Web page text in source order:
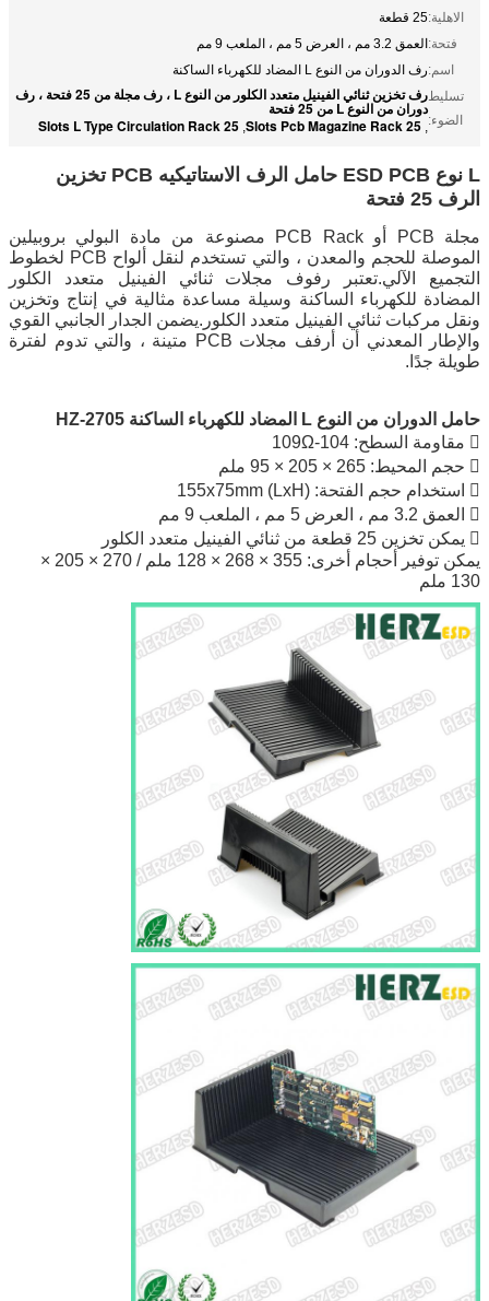
الاهلية:25 قطعة
فتحة:العمق 3.2 مم ، العرض 5 مم ، الملعب 9 مم
اسم:رف الدوران من النوع L المضاد للكهرباء الساكنة
تسليط
الضوء:
رف تخزين ثنائي الفينيل متعدد الكلور من النوع L ، رف مجلة من 25 فتحة ، رف
دوران من النوع L من 25 فتحة
,
25 Slots Pcb Magazine Rack
,
25 Slots L Type Circulation Rack
L نوع ESD PCB حامل الرف الاستاتيكيه PCB تخزين
الرف 25 فتحة
مجلة PCB أو PCB Rack مصنوعة من مادة البولي بروبيلين
الموصلة للحجم والمعدن ، والتي تستخدم لنقل ألواح PCB لخطوط
التجميع الآلي.تعتبر رفوف مجلات ثنائي الفينيل متعدد الكلور
المضادة للكهرباء الساكنة وسيلة مساعدة مثالية في إنتاج وتخزين
ونقل مركبات ثنائي الفينيل متعدد الكلور.يضمن الجدار الجانبي القوي
والإطار المعدني أن أرفف مجلات PCB متينة ، والتي تدوم لفترة
طويلة جدًا.
حامل الدوران من النوع L المضاد للكهرباء الساكنة HZ-2705
 مقاومة السطح: 104-109Ω
 حجم المحيط: 265 × 205 × 95 ملم
 استخدام حجم الفتحة: (LxH) 155x75mm
 العمق 3.2 مم ، العرض 5 مم ، الملعب 9 مم
 يمكن تخزين 25 قطعة من ثنائي الفينيل متعدد الكلور
يمكن توفير أحجام أخرى: 355 × 268 × 128 ملم / 270 × 205 ×
130 ملم